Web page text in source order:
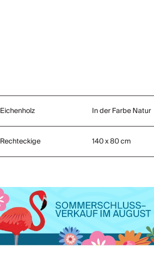
Eichenholz In der Farbe Natur
Rechteckige 140 x 80 cm